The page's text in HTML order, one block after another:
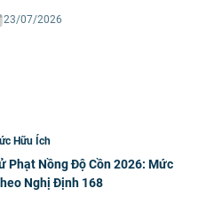
23/07/2026
Hữu Ích
Phạt Nồng Độ Cồn 2026: Mức
Nghị Định 168